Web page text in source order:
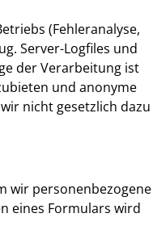
(Fehleranalyse,
Server-Logfiles und
der Verarbeitung ist
und anonyme
nicht gesetzlich dazu
wir personenbezogene
eines Formulars wird